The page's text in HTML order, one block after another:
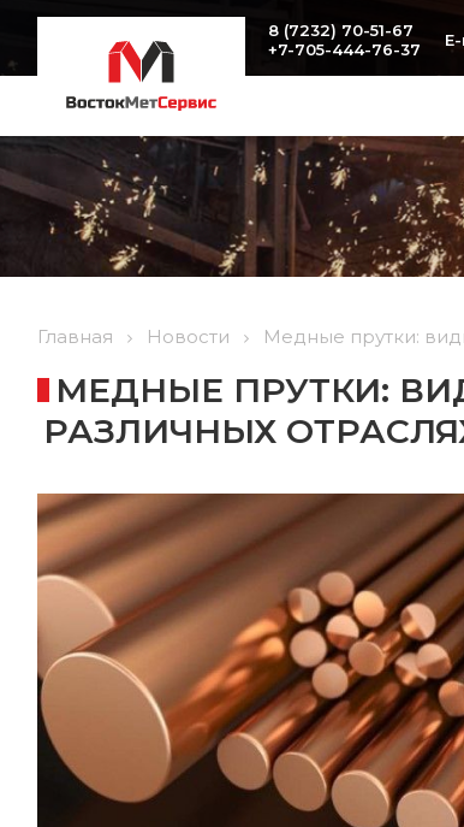
8 (7232) 70-51-67
+7-705-444-76-37
Главная Новости Медные прутки:
МЕДНЫЕ ПРУТКИ:
РАЗЛИЧНЫХ